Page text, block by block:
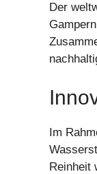
Der
Im
Reinheit